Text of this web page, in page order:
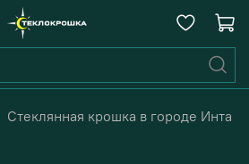
Стеклянная крошка в городе Инта